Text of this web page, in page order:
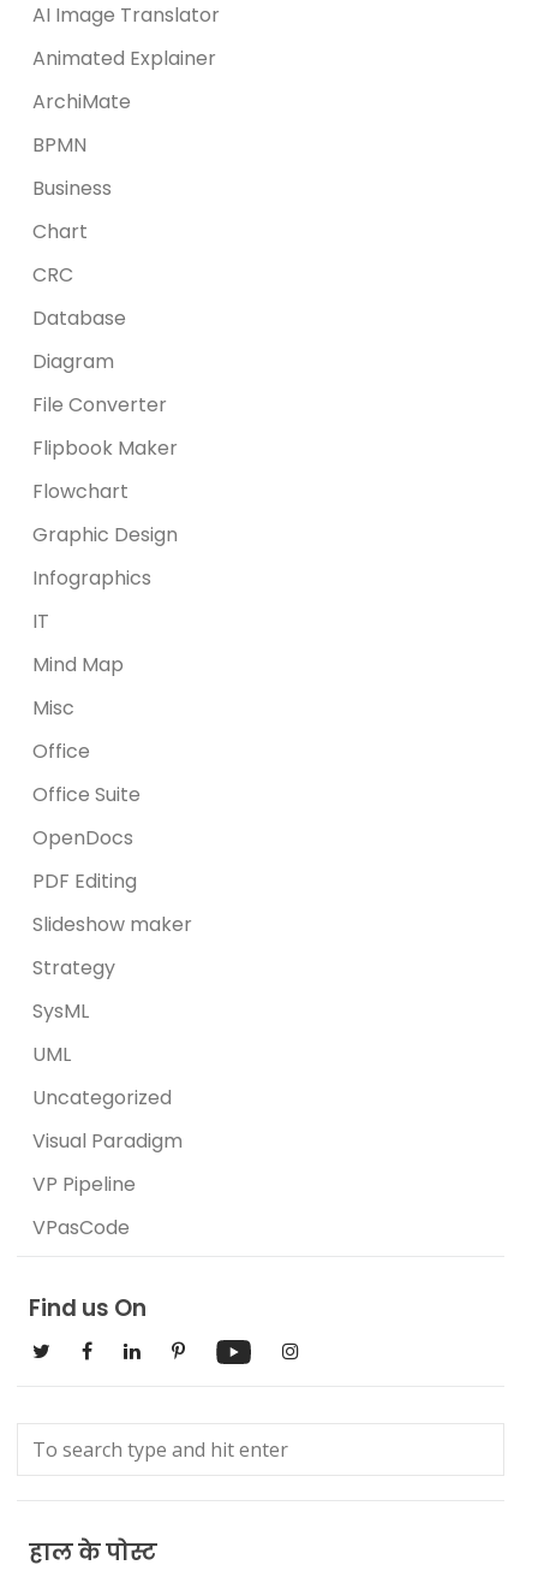
AI Image Translator
Animated Explainer
ArchiMate
BPMN
Business
Chart
CRC
Database
Diagram
File Converter
Flipbook Maker
Flowchart
Graphic Design
Infographics
IT
Mind Map
Misc
Office
Office Suite
OpenDocs
PDF Editing
Slideshow maker
Strategy
SysML
UML
Uncategorized
Visual Paradigm
VP Pipeline
VPasCode
Find us On
हाल के पोस्ट